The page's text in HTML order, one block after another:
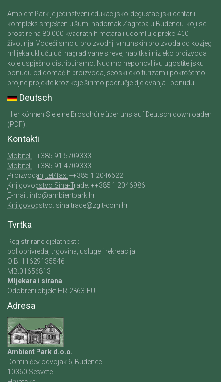
Ambient Park je jedinstveni edukacijsko-degustacijski centar i
kompleks smješten u šumi nadomak Zagreba u Budencu, koji se
prostire na 80.000 kvadratnih metara i udomljuje preko 400
životinja. Vodeći smo u proizvodnji vrhunskih proizvoda od kozjeg
mlijeka uključujući nagrađivane sireve, napitke i niz eko proizvoda
koje uspješno distribuiramo. Nudimo neponovljivu ugostiteljsku
ponudu od domaćih proizvoda, seoski eko turizam i pokrećemo
brojne projekte kroz koje širimo područje djelovanja i ponudu.
Deutsch
Hier können Sie eine Broschüre über uns auf Deutsch downloaden
(PDF).
Kontakti
Mobitel: ++385 91 5709333
Mobitel: ++385 91 4709333
Proizvodanj tel/fax: ++385 1 2046622
Knjigovodstvo Sina-Trade: ++385 1 2046986
E-mail: info@ambientpark.hr
Knjigovodstvo: sina.trade@zg.t-com.hr
Tvrtka
Registrirane djelatnosti:
poljoprivreda, trgovina, usluge i rekreacija
OIB: 11629135546
MB:01656813
Mljekara i sirana
Odobreni objekt HR-2863-EU
Adresa
Ambient Park d.o.o.
Dominićev odvojak 6, Budenec
10360 Sesvete